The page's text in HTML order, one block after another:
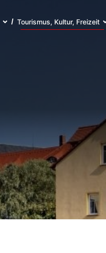
Tourismus, Kultur, Freizeit